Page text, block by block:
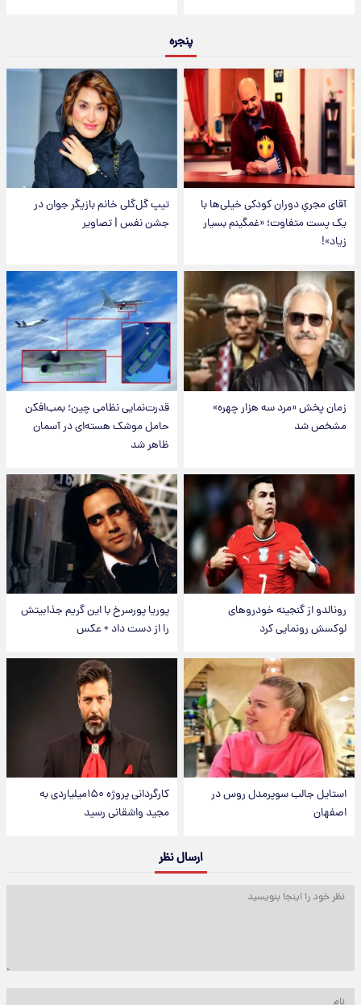
پنجره
آقای مجریِ دوران کودکی خیلی‌ها با
یک پست متفاوت؛ «غمگینم بسیار
زیاد»!
تیپ گل‌گلی خانم بازیگر جوان در
جشن نفس | تصاویر
زمان پخش «مرد سه هزار چهره»
مشخص شد
قدرت‌نمایی نظامی چین؛ بمب‌افکن
حامل موشک هسته‌ای در آسمان
ظاهر شد
رونالدو از گنجینه خودروهای
لوکسش رونمایی کرد
پوریا پورسرخ با این گریم جذابیتش
را از دست داد + عکس
استایل جالب سوپرمدل روس در
اصفهان
کارگردانی پروژه ۱۵۰میلیاردی به
مجید واشقانی رسید
ارسال نظر